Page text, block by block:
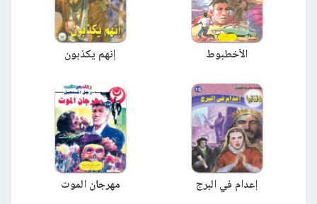
الأخطبوط إنهم يكذبون
إعدام في البرج مهرجان الموت